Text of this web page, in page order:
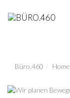
Büro.460 Home